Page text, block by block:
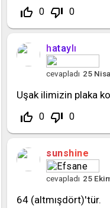
thumb_up_off_alt 0 thumb_down_off_alt 0
hataylı
cevapladı 25
Uşak ilimizin plaka
thumb_up_off_alt 0 thumb_down_off_alt 0
sunshine
cevapladı 25
64 (altmışdört)'tür.